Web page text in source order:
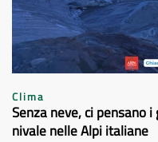
Clima
Senza neve, ci pensano
nivale nelle Alpi italiane